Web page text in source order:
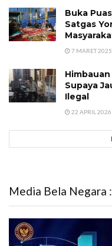
Buka
Satgas
7 MARET 2025
Supaya
Ilegal
22 APRIL 2026
Media Bela Negara :